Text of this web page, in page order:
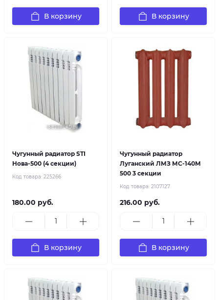
В корзину В корзину
Чугунный радиатор STI
Нова-500 (4 секции)
Код товара: 225266
180.00 руб.
В корзину
Чугунный радиатор
Луганский ЛМЗ МС-140М
500 3 секции
Код товара: 2107127
216.00 руб.
В корзину